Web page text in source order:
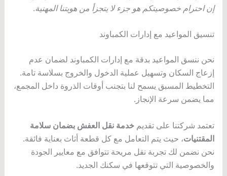
إن احترام خصوصيتكم هو جزء لا يتجزأ من هويتنا المهنية.
تنسيق المواعيد مع إدارات الكمباوند
نحن ننسق المواعيد بدقة مع إدارات الكمباوند لضمان عدم
إزعاج السكان وتسهيل عملية الدخول والخروج بسلاسة تامة.
التخطيط المسبق يسمح لنا بتجنب أوقات الذروة داخل المجمع،
مما يضمن سرعة الإنجاز.
تعتمد شركتنا على تقديم خدمة نقل العفش بضمان سلامة
المقتنيات، حيث يتم التعامل مع كل قطعة أثاث بعناية فائقة.
نحن نضمن لك تجربة نقل مريحة تتوافق مع معايير الجودة
والخصوصية التي تتوقعها في سكنك الجديد.